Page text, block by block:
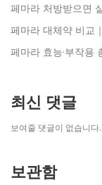
페마라 처방받으면
페마라 대체약 비교
페마라 효능·부작용
최신 댓글
보여줄 댓글이 없습니다.
보관함